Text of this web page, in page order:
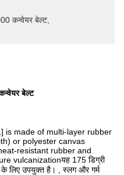
कन्वेयर बेल्ट
बेल्ट
is made of multi-layer rubber
or polyester canvas
resistant rubber and
vulcanizationयह 175 डिग्री
लिए उपयुक्त है। , स्लग और गर्म